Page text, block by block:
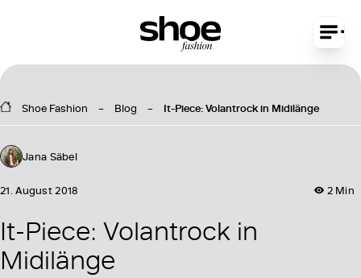
Shoe Fashion Blog It-Piece: Volantrock in Midilänge
Jana Säbel
2 Min
21. August 2018
It-Piece: Volantrock in
Midilänge